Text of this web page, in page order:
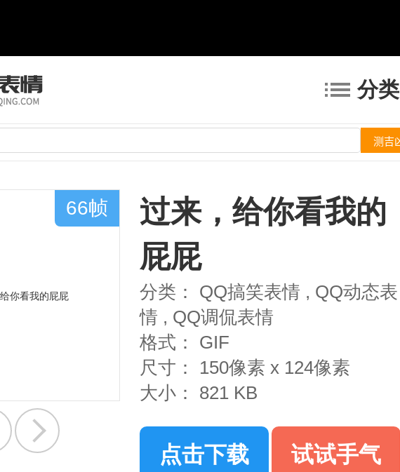
分类
66帧
过来，给你看我的
屁屁
分类： QQ搞笑表情 , QQ动态表
情 , QQ调侃表情
格式：
GIF
尺寸：
150像素 x 124像素
大小：
821 KB
点击下载 试试手气